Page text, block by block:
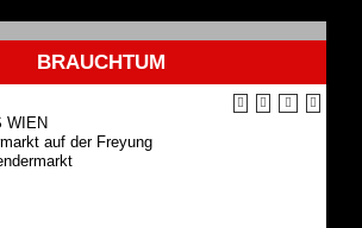
auf der Freyung